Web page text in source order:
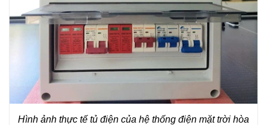
Hình ảnh thực tế tủ điện của hệ thống điện mặt trời hòa